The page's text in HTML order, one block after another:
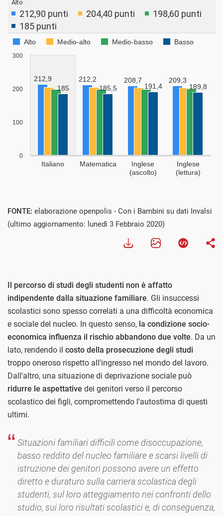
FONTE: elaborazione openpolis - Con i Bambini su dati Invalsi
(ultimo aggiornamento: lunedì 3 Febbraio 2020)
Il percorso di studi degli studenti non è affatto
indipendente dalla situazione familiare. Gli insuccessi
scolastici sono spesso correlati a una difficoltà economica
e sociale del nucleo. In questo senso, la condizione socio-
economica influenza il rischio abbandono due volte. Da un
lato, rendendo il costo della prosecuzione degli studi
troppo oneroso rispetto all'ingresso nel mondo del lavoro.
Dall'altro, una situazione di deprivazione sociale può
ridurre le aspettative dei genitori verso il percorso
scolastico dei figli, compromettendo l'autostima di questi
ultimi.
Situazioni familiari difficili come disoccupazione,
basso reddito del nucleo familiare e scarsi livelli di
istruzione dei genitori possono avere un effetto
diretto e duraturo sulla carriera scolastica degli
studenti, sul loro atteggiamento nei confronti dello
studio, sui loro risultati scolastici e, di conseguenza,